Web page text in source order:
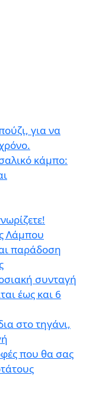
για να
κάμπο:
Λάμπου
παράδοση
συνταγή
έως και 6
στο τηγάνι,
που θα σας